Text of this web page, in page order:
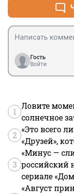
спартакиадного
Гость
Войти
1
Ловите
солнечное
2
«Это всего
«Друзей»,
3
«Минус —
российский
сериале
«Август